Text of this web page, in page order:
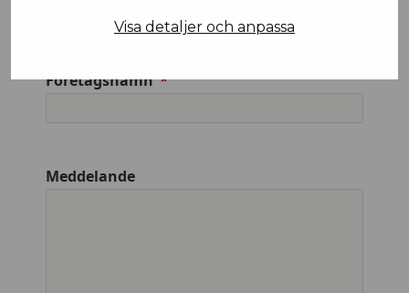
Visa detaljer och anpassa
Företagsnamn
Meddelande